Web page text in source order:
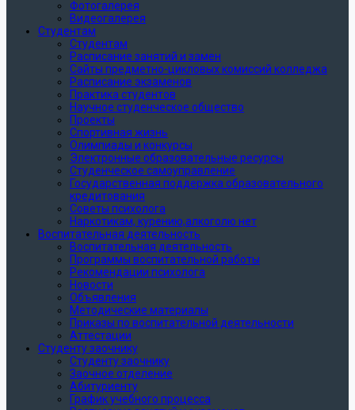
Фотогалерея
Видеогалерея
Студентам
Студентам
Расписание занятий и замен
Сайты предметно-цикловых комиссий колледжа
Расписание экзаменов
Практика студентов
Научное студенческое общество
Проекты
Спортивная жизнь
Олимпиады и конкурсы
Электронные образовательные ресурсы
Студенческое самоуправление
Государственная поддержка образовательного
кредитования
Советы психолога
Наркотикам, курению,алкоголю нет
Воспитательная деятельность
Воспитательная деятельность
Программы воспитательной работы
Рекомендации психолога
Новости
Объявления
Методические материалы
Приказы по воспитательной деятельности
Аттестации
Студенту заочнику
Студенту заочнику
Заочное отделение
Абитуриенту
График учебного процесса